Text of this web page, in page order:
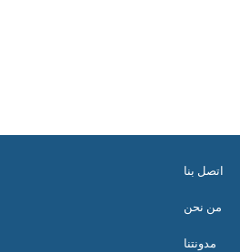
اتصل بنا
من نحن
مدونتنا